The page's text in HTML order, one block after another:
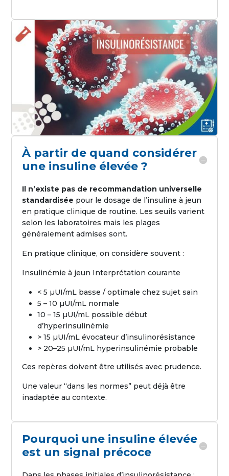
À partir de quand considérer
une insuline élevée ?
Il n’existe pas de recommandation universelle
standardisée pour le dosage de l’insuline à jeun
en pratique clinique de routine. Les seuils varient
selon les laboratoires mais les plages
généralement admises sont.
En pratique clinique, on considère souvent :
Insulinémie à jeun Interprétation courante
< 5 µUI/mL basse / optimale chez sujet sain
5 – 10 µUI/mL normale
10 – 15 µUI/mL possible début
d’hyperinsulinémie
> 15 µUI/mL évocateur d’insulinorésistance
> 20–25 µUI/mL hyperinsulinémie probable
Ces repères doivent être utilisés avec prudence.
Une valeur “dans les normes” peut déjà être
inadaptée au contexte.
Pourquoi une insuline élevée
est un signal précoce